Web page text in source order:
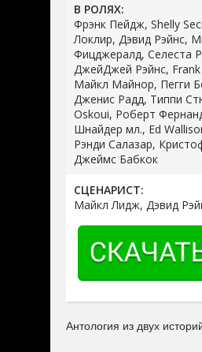
В РОЛЯХ:
Фрэнк Пейдж, Shelly
Локлир, Дэвид Рэйнс,
Фицджералд, Селеста
ДжейДжей Рэйнс,
Майкл Майнор, Пегги
Дженис Радд, Типпи
Oskoui, Роберт
Шнайдер мл., Ed
Рэнди Салазар,
Джеймс Бабкок
СЦЕНАРИСТ:
Майкл Лидж, Дэвид
Антология из двух